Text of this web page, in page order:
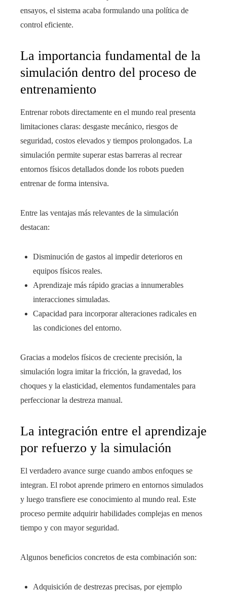
ensayos, el sistema acaba formulando una política de
control eficiente.
La importancia fundamental de la
simulación dentro del proceso de
entrenamiento
Entrenar robots directamente en el mundo real presenta
limitaciones claras: desgaste mecánico, riesgos de
seguridad, costos elevados y tiempos prolongados. La
simulación permite superar estas barreras al recrear
entornos físicos detallados donde los robots pueden
entrenar de forma intensiva.
Entre las ventajas más relevantes de la simulación
destacan:
Disminución de gastos al impedir deterioros en
equipos físicos reales.
Aprendizaje más rápido gracias a innumerables
interacciones simuladas.
Capacidad para incorporar alteraciones radicales en
las condiciones del entorno.
Gracias a modelos físicos de creciente precisión, la
simulación logra imitar la fricción, la gravedad, los
choques y la elasticidad, elementos fundamentales para
perfeccionar la destreza manual.
La integración entre el aprendizaje
por refuerzo y la simulación
El verdadero avance surge cuando ambos enfoques se
integran. El robot aprende primero en entornos simulados
y luego transfiere ese conocimiento al mundo real. Este
proceso permite adquirir habilidades complejas en menos
tiempo y con mayor seguridad.
Algunos beneficios concretos de esta combinación son:
Adquisición de destrezas precisas, por ejemplo